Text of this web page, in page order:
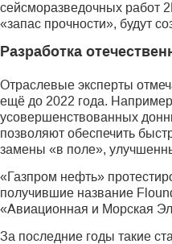
сейсморазведочных работ
«запас прочности», будут
Разработка
Отраслевые эксперты
ещё до 2022 года.
усовершенствованных
позволяют обеспечить
замены «в поле»,
«Газпром нефть»
получившие название
«Авиационная и Морская
За последние годы такие